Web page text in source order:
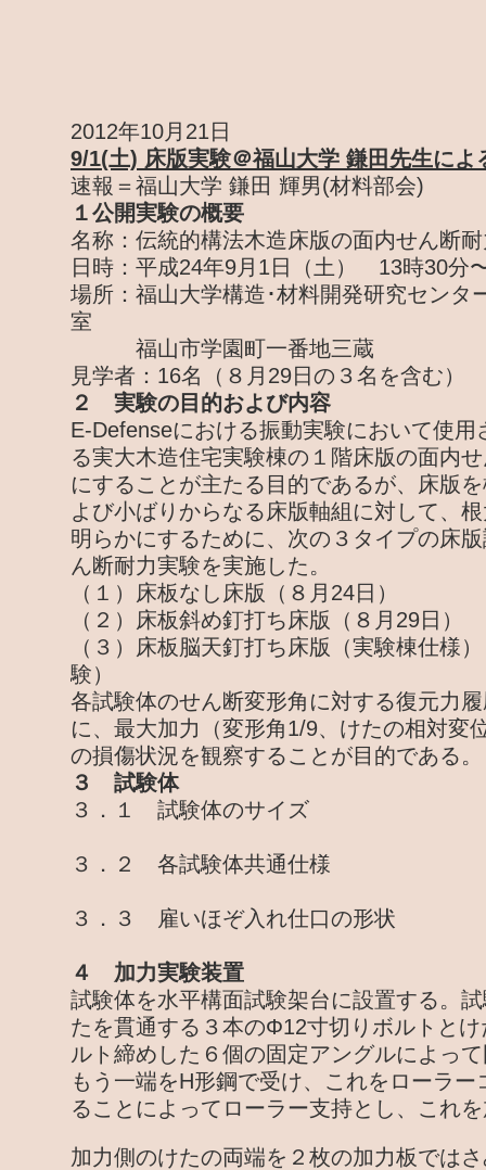
2012年10月21日
9/1(土) 床版実験＠福山大学 鎌田先生によ
速報＝福山大学 鎌田 輝男(材料部会)
１公開実験の概要
名称：伝統的構法木造床版の面内せん断
日時：平成24年9月1日（土） 13時30分
場所：福山大学構造･材料開発研究センタ
室
福山市学園町一番地三蔵
見学者：16名（８月29日の３名を含む）
２ 実験の目的および内容
E-Defenseにおける振動実験において使用
る実大木造住宅実験棟の１階床版の面内
にすることが主たる目的であるが、床版
よび小ばりからなる床版軸組に対して、
明らかにするために、次の３タイプの床
ん断耐力実験を実施した。
（１）床板なし床版（８月24日）
（２）床板斜め釘打ち床版（８月29日）
（３）床板脳天釘打ち床版（実験棟仕様
験）
各試験体のせん断変形角に対する復元力
に、最大加力（変形角1/9、けたの相対変
の損傷状況を観察することが目的である。
３ 試験体
３．１ 試験体のサイズ
３．２ 各試験体共通仕様
３．３ 雇いほぞ入れ仕口の形状
４ 加力実験装置
試験体を水平構面試験架台に設置する。
たを貫通する３本のΦ12寸切りボルトと
ルト締めした６個の固定アングルによっ
もう一端をH形鋼で受け、これをローラ
ることによってローラー支持とし、これ
加力側のけたの両端を２枚の加力板では